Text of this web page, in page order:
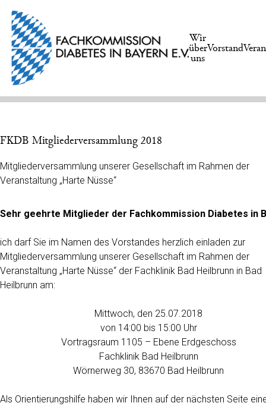
Wir
über
uns
Vorstand
FKDB Mitgliederversammlung 2018
Mitgliederversammlung unserer Gesellschaft im Rahmen der
Veranstaltung „Harte Nüsse“
Sehr geehrte Mitglieder der Fachkommission Diabetes in
ich darf Sie im Namen des Vorstandes herzlich einladen zur
Mitgliederversammlung unserer Gesellschaft im Rahmen der
Veranstaltung „Harte Nüsse“ der Fachklinik Bad Heilbrunn in Bad
Heilbrunn am:
Mittwoch, den 25.07.2018
von 14:00 bis 15:00 Uhr
Vortragsraum 1105 – Ebene Erdgeschoss
Fachklinik Bad Heilbrunn
Wörnerweg 30, 83670 Bad Heilbrunn
Als Orientierungshilfe haben wir Ihnen auf der nächsten Seite